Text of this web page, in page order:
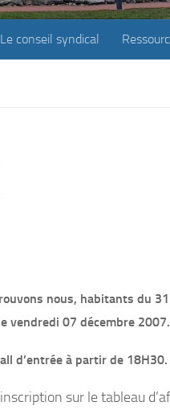
Le conseil syndical
nous, habitants du
vendredi 07 décembre 2007.
d’entrée à partir de 18H30.
sur le tableau